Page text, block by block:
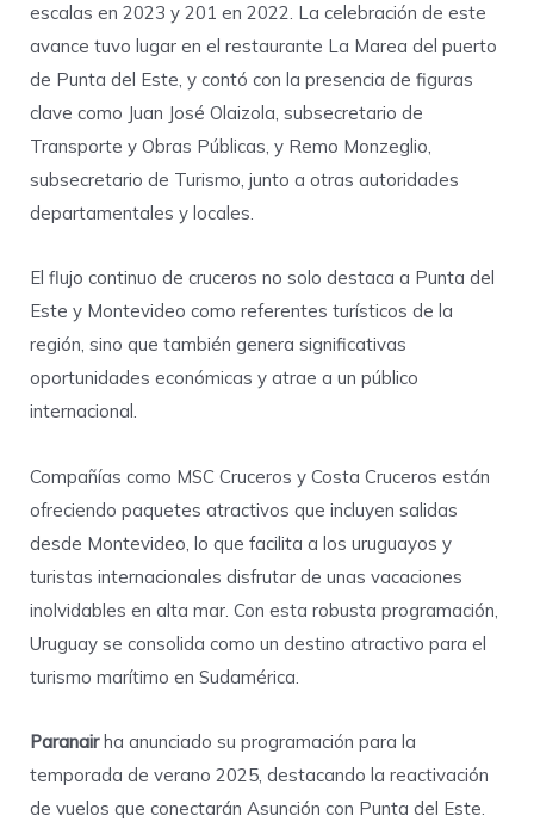
escalas en 2023 y 201 en 2022. La celebración de este
avance tuvo lugar en el restaurante La Marea del puerto
de Punta del Este, y contó con la presencia de figuras
clave como Juan José Olaizola, subsecretario de
Transporte y Obras Públicas, y Remo Monzeglio,
subsecretario de Turismo, junto a otras autoridades
departamentales y locales.
El flujo continuo de cruceros no solo destaca a Punta del
Este y Montevideo como referentes turísticos de la
región, sino que también genera significativas
oportunidades económicas y atrae a un público
internacional.
Compañías como MSC Cruceros y Costa Cruceros están
ofreciendo paquetes atractivos que incluyen salidas
desde Montevideo, lo que facilita a los uruguayos y
turistas internacionales disfrutar de unas vacaciones
inolvidables en alta mar. Con esta robusta programación,
Uruguay se consolida como un destino atractivo para el
turismo marítimo en Sudamérica.
Paranairha anunciado su programación para la
temporada de verano 2025, destacando la reactivación
de vuelos que conectarán Asunción con Punta del Este.